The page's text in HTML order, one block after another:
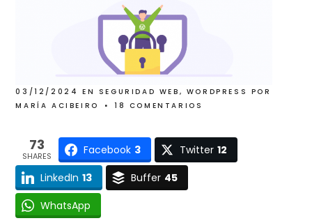
03/12/2024 EN SEGURIDAD WEB , WORDPRESS POR
MARÍA ACIBEIRO
18 COMENTARIOS
73
SHARES Facebook 3 Twitter 12
LinkedIn 13 Buffer 45
WhatsApp